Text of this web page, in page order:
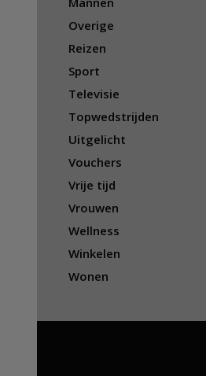
Overige
Reizen
Sport
Televisie
Topwedstrijden
Uitgelicht
Vouchers
Vrije tijd
Vrouwen
Wellness
Winkelen
Wonen